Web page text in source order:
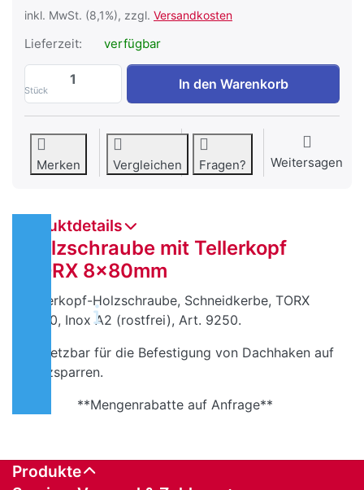
inkl. MwSt. (8,1%), zzgl. Versandkosten
Lieferzeit: verfügbar
Stück
Holzschraube für Dachhaken 8x80mm
In den Warenkorb
Merken Vergleichen Fragen? Weitersagen
Produktdetails
Holzschraube mit Tellerkopf
TORX 8x80mm
Tellerkopf-Holzschraube, Schneidkerbe, TORX
TX40, Inox A2 (rostfrei), Art. 9250.
Einsetzbar für die Befestigung von Dachhaken auf
Holzsparren.
**Mengenrabatte auf Anfrage**
Produkte